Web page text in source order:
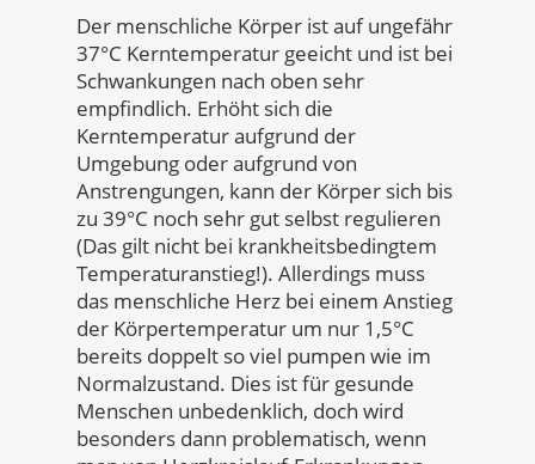
Der menschliche Körper ist auf ungefähr
37°C Kerntemperatur geeicht und ist bei
Schwankungen nach oben sehr
empfindlich. Erhöht sich die
Kerntemperatur aufgrund der
Umgebung oder aufgrund von
Anstrengungen, kann der Körper sich bis
zu 39°C noch sehr gut selbst regulieren
(Das gilt nicht bei krankheitsbedingtem
Temperaturanstieg!). Allerdings muss
das menschliche Herz bei einem Anstieg
der Körpertemperatur um nur 1,5°C
bereits doppelt so viel pumpen wie im
Normalzustand. Dies ist für gesunde
Menschen unbedenklich, doch wird
besonders dann problematisch, wenn